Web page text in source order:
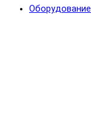
Оборудование